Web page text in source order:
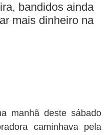
bandidos ainda
mais dinheiro na
manhã deste sábado
caminhava pela